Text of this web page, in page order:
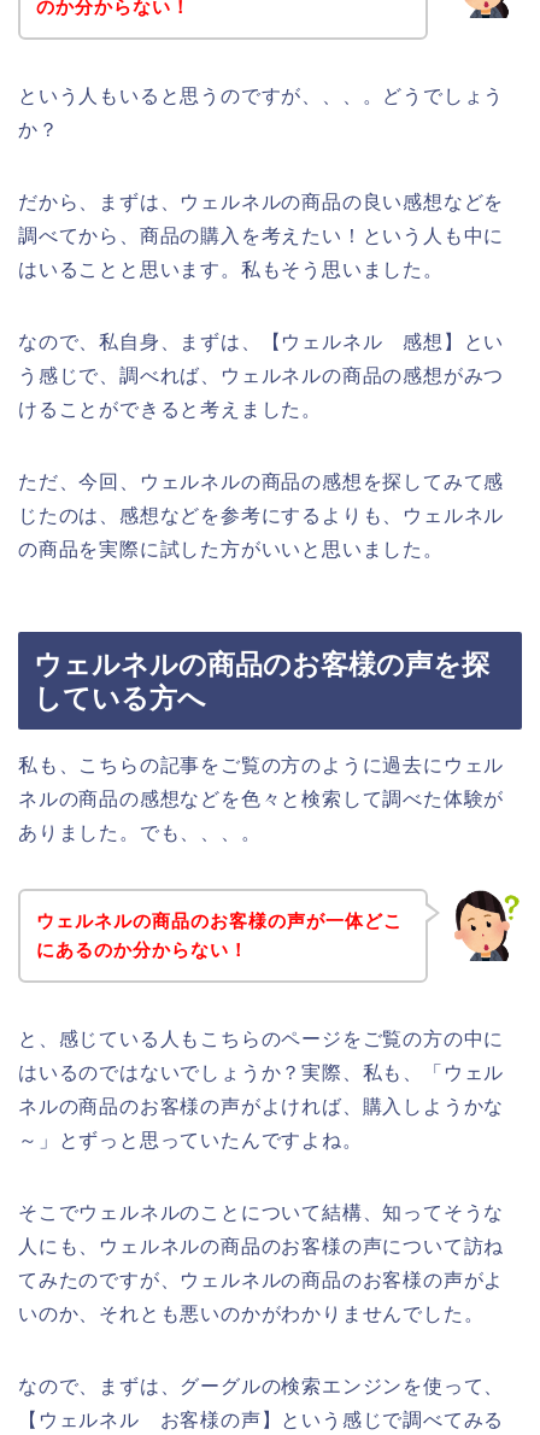
のか分からない！
という人もいると思うのですが、、、。どうでしょう
か？
だから、まずは、ウェルネルの商品の良い感想などを
調べてから、商品の購入を考えたい！という人も中に
はいることと思います。私もそう思いました。
なので、私自身、まずは、【ウェルネル 感想】とい
う感じで、調べれば、ウェルネルの商品の感想がみつ
けることができると考えました。
ただ、今回、ウェルネルの商品の感想を探してみて感
じたのは、感想などを参考にするよりも、ウェルネル
の商品を実際に試した方がいいと思いました。
ウェルネルの商品のお客様の声を探
している方へ
私も、こちらの記事をご覧の方のように過去にウェル
ネルの商品の感想などを色々と検索して調べた体験が
ありました。でも、、、。
ウェルネルの商品のお客様の声が一体どこ
にあるのか分からない！
と、感じている人もこちらのページをご覧の方の中に
はいるのではないでしょうか？実際、私も、「ウェル
ネルの商品のお客様の声がよければ、購入しようかな
～」とずっと思っていたんですよね。
そこでウェルネルのことについて結構、知ってそうな
人にも、ウェルネルの商品のお客様の声について訪ね
てみたのですが、ウェルネルの商品のお客様の声がよ
いのか、それとも悪いのかがわかりませんでした。
なので、まずは、グーグルの検索エンジンを使って、
【ウェルネル お客様の声】という感じで調べてみる